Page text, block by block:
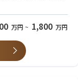
ンの導入およびサポー
よる稼働率およびデ
パッチ適用を実施
装置サポートにおける
）
能力
万円 ~ 1,800 万円